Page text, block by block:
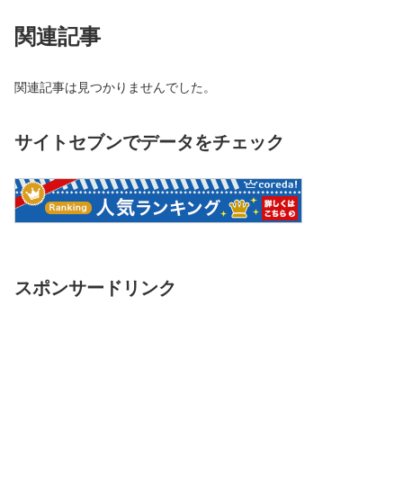
関連記事
関連記事は見つかりませんでした。
サイトセブンでデータをチェック
スポンサードリンク